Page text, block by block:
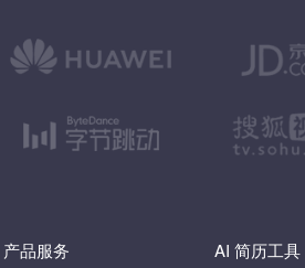
产品服务 AI 简历工具